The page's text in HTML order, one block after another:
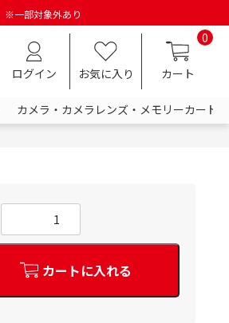
※一部対象外あり
ログイン お気に入り
0
カート
カメラ・カメラレンズ・メモリーカード
カートに入れる